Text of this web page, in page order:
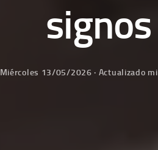
signos
Miércoles 13/05/2026 · Actualizado